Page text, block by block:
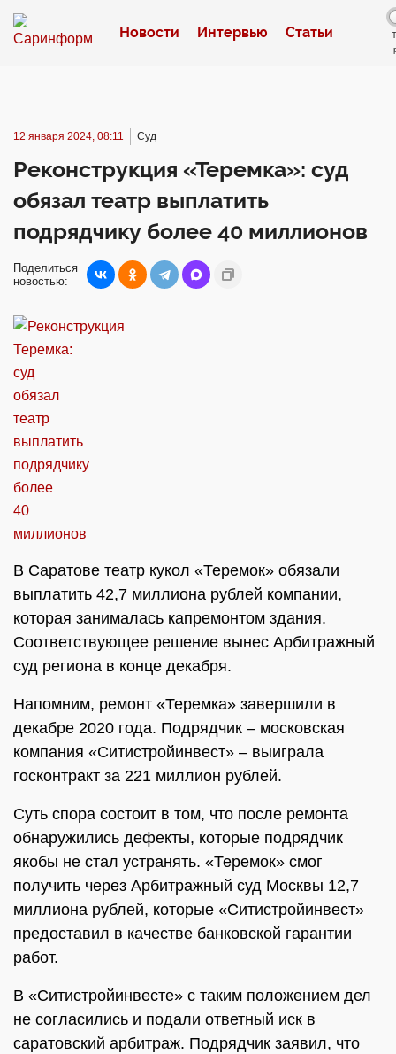
Новости Интервью Статьи
12 января 2024, 08:11 Суд
Реконструкция «Теремка»: суд
обязал театр выплатить
подрядчику более 40 миллионов
Поделиться
новостью:
В Саратове театр кукол «Теремок» обязали
выплатить 42,7 миллиона рублей компании,
которая занималась капремонтом здания.
Соответствующее решение вынес Арбитражный
суд региона в конце декабря.
Напомним, ремонт «Теремка» завершили в
декабре 2020 года. Подрядчик – московская
компания «Ситистройинвест» – выиграла
госконтракт за 221 миллион рублей.
Суть спора состоит в том, что после ремонта
обнаружились дефекты, которые подрядчик
якобы не стал устранять. «Теремок» смог
получить через Арбитражный суд Москвы 12,7
миллиона рублей, которые «Ситистройинвест»
предоставил в качестве банковской гарантии
работ.
В «Ситистройинвесте» с таким положением дел
не согласились и подали ответный иск в
саратовский арбитраж. Подрядчик заявил, что